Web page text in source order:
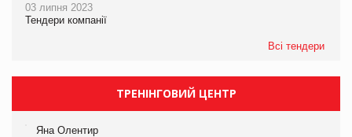
03 липня 2023
Тендери компанії
Всі тендери
ТРЕНІНГОВИЙ ЦЕНТР
Яна Олентир